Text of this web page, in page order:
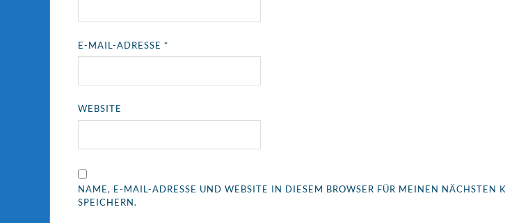
E-MAIL-ADRESSE*
WEBSITE
NAME, E-MAIL-ADRESSE UND WEBSITE IN DIESEM BROWSER FÜR MEINEN NÄCHSTEN
SPEICHERN.